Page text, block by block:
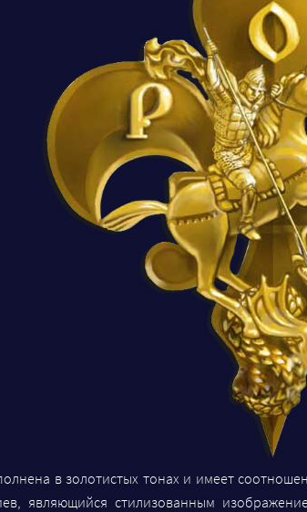
в золотистых тонах и имеет
являющийся стилизованным